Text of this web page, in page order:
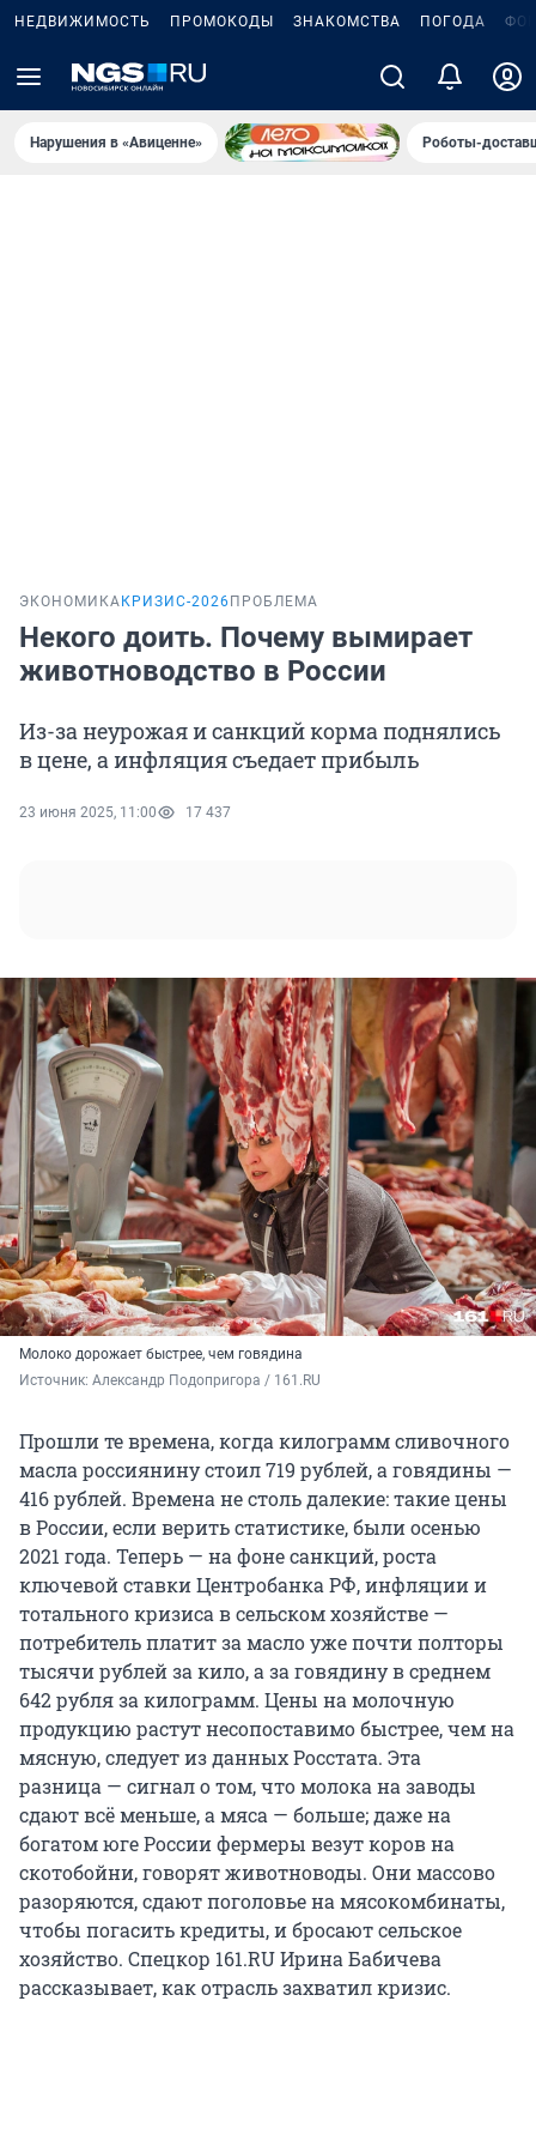
НЕДВИЖИМОСТЬ ПРОМОКОДЫ ЗНАКОМСТВА ПОГОДА
Нарушения в «Авиценне» Роботы-
ЭКОНОМИКА КРИЗИС-2026 ПРОБЛЕМА
Некого доить. Почему вымирает
животноводство в России
Из-за неурожая и санкций корма поднялись
в цене, а инфляция съедает прибыль
23 июня 2025, 11:00 17 437
Молоко дорожает быстрее, чем говядина
Источник: Александр Подопригора / 161.RU
Прошли те времена, когда килограмм сливочного
масла россиянину стоил 719 рублей, а говядины —
416 рублей. Времена не столь далекие: такие цены
в России, если верить статистике, были осенью
2021 года. Теперь — на фоне санкций, роста
ключевой ставки Центробанка РФ, инфляции и
тотального кризиса в сельском хозяйстве —
потребитель платит за масло уже почти полторы
тысячи рублей за кило, а за говядину в среднем
642 рубля за килограмм. Цены на молочную
продукцию растут несопоставимо быстрее, чем на
мясную, следует из данных Росстата. Эта
разница — сигнал о том, что молока на заводы
сдают всё меньше, а мяса — больше; даже на
богатом юге России фермеры везут коров на
скотобойни, говорят животноводы. Они массово
разоряются, сдают поголовье на мясокомбинаты,
чтобы погасить кредиты, и бросают сельское
хозяйство. Спецкор 161.RU Ирина Бабичева
рассказывает, как отрасль захватил кризис.